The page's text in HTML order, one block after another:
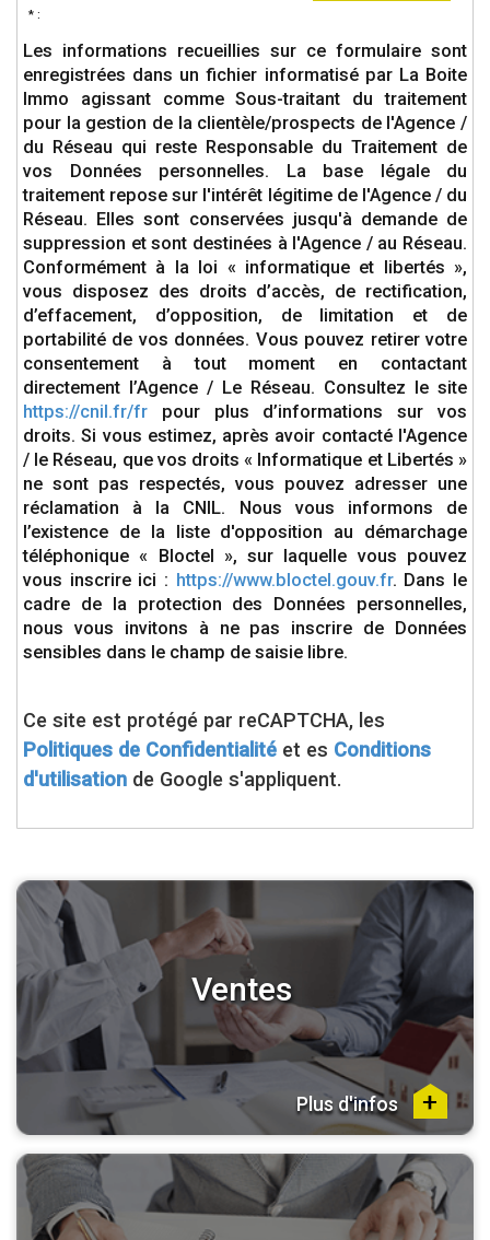
* :
Les informations recueillies sur ce formulaire sont
enregistrées dans un fichier informatisé par La Boite
Immo agissant comme Sous-traitant du traitement
pour la gestion de la clientèle/prospects de l'Agence /
du Réseau qui reste Responsable du Traitement de
vos Données personnelles. La base légale du
traitement repose sur l'intérêt légitime de l'Agence / du
Réseau. Elles sont conservées jusqu'à demande de
suppression et sont destinées à l'Agence / au Réseau.
Conformément à la loi « informatique et libertés »,
vous disposez des droits d’accès, de rectification,
d’effacement, d’opposition, de limitation et de
portabilité de vos données. Vous pouvez retirer votre
consentement à tout moment en contactant
directement l’Agence / Le Réseau. Consultez le site
https://cnil.fr/fr pour plus d’informations sur vos
droits. Si vous estimez, après avoir contacté l'Agence
/ le Réseau, que vos droits « Informatique et Libertés »
ne sont pas respectés, vous pouvez adresser une
réclamation à la CNIL. Nous vous informons de
l’existence de la liste d'opposition au démarchage
téléphonique « Bloctel », sur laquelle vous pouvez
vous inscrire ici : https://www.bloctel.gouv.fr. Dans le
cadre de la protection des Données personnelles,
nous vous invitons à ne pas inscrire de Données
sensibles dans le champ de saisie libre.
Ce site est protégé par reCAPTCHA, les
Politiques de Confidentialité et es Conditions
d'utilisation de Google s'appliquent.
Ventes
Plus d'infos